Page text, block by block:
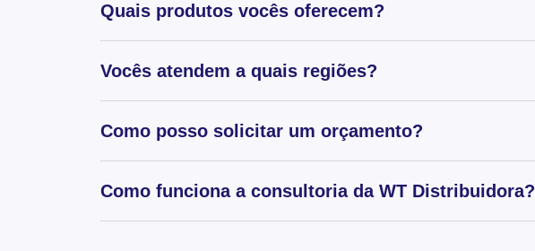
Quais produtos vocês oferecem?
Vocês atendem a quais regiões?
Como posso solicitar um orçamento?
Como funciona a consultoria da WT Distribuidora?